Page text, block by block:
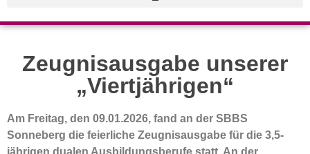
Zeugnisausgabe unserer
„Viertjährigen“
Am Freitag, den 09.01.2026, fand an der SBBS
Sonneberg die feierliche Zeugnisausgabe für die 3,5-
jährigen dualen Ausbildungsberufe statt. An der